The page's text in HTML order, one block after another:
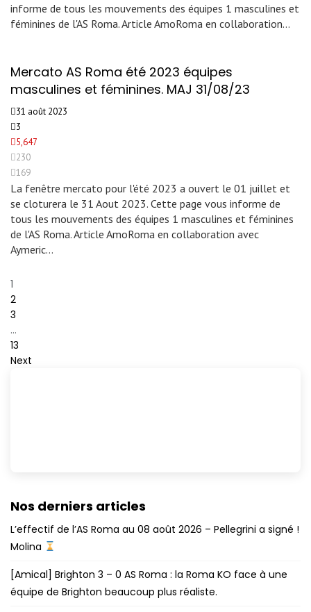
informe de tous les mouvements des équipes 1 masculines et
féminines de l'AS Roma. Article AmoRoma en collaboration…
Mercato AS Roma été 2023 équipes
masculines et féminines. MAJ 31/08/23
31 août 2023
3
5,647
230
169
La fenêtre mercato pour l'été 2023 a ouvert le 01 juillet et
se cloturera le 31 Aout 2023. Cette page vous informe de
tous les mouvements des équipes 1 masculines et féminines
de l'AS Roma. Article AmoRoma en collaboration avec
Aymeric…
1
2
3
…
13
Next
Nos derniers articles
L’effectif de l’AS Roma au 08 août 2026 – Pellegrini a signé !
Molina
[Amical] Brighton 3 – 0 AS Roma : la Roma KO face à une
équipe de Brighton beaucoup plus réaliste.